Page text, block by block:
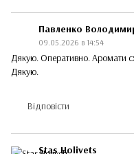
Павленко
09.05.2026 в 14:54
Дякую. Оперативно. Аромати
Дякую.
Відповісти
Stas Holivets